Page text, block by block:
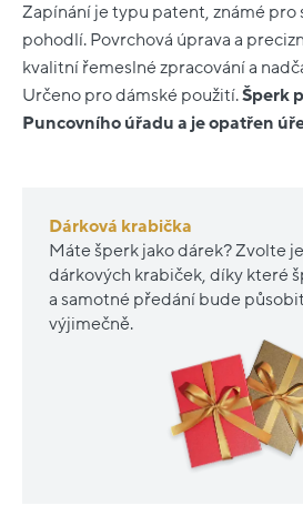
Zapínání je typu patent, známé pro
pohodlí. Povrchová úprava a
kvalitní řemeslné zpracování a
Určeno pro dámské použití.Šperk
Puncovního úřadu a je opatřen
Dárková krabička
Máte šperk jako dárek? Zvolte
dárkových krabiček, díky které
a samotné předání bude
výjimečně.